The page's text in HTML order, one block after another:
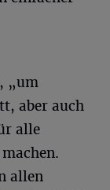
„um
aber auch
alle
allen